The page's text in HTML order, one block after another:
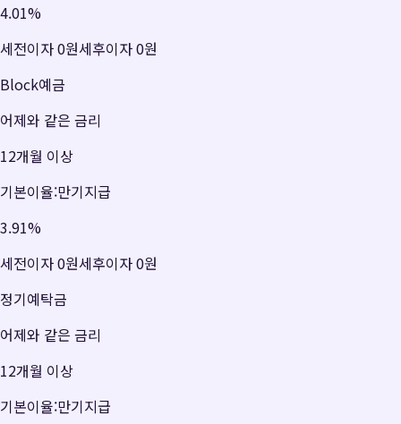
4.01%
세전이자0원세후이자0원
Block예금
어제와 같은 금리
12개월 이상
기본이율:만기지급
3.91%
세전이자0원세후이자0원
정기예탁금
어제와 같은 금리
12개월 이상
기본이율:만기지급